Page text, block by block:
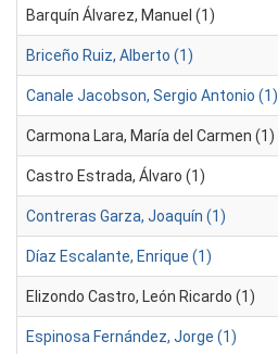
Barquín Álvarez, Manuel (1)
Briceño Ruiz, Alberto (1)
Canale Jacobson, Sergio Antonio (1)
Carmona Lara, María del Carmen (1)
Castro Estrada, Álvaro (1)
Contreras Garza, Joaquín (1)
Díaz Escalante, Enrique (1)
Elizondo Castro, León Ricardo (1)
Espinosa Fernández, Jorge (1)